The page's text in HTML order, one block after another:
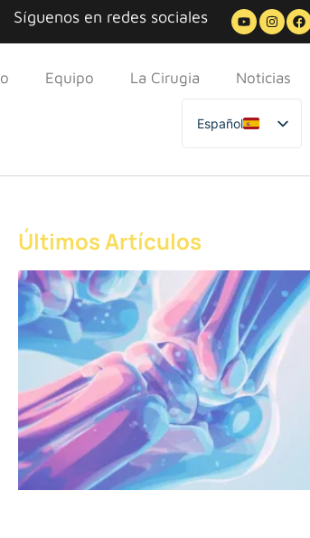
Síguenos en redes sociales
Equipo La Cirugia Noticias
Español
Últimos Artículos